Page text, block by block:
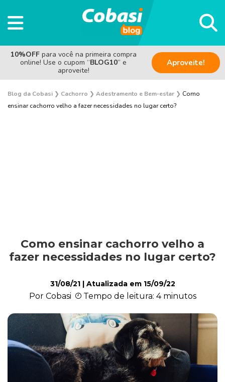
10%OFF para você na primeira compra
online! Use o cupom “BLOG10” e
aproveite!
Aproveite!
Blog da Cobasi ❯ Cachorro ❯ Adestramento e Bem-estar ❯ Como
ensinar cachorro velho a fazer necessidades no lugar certo?
Alimentação
Curiosidades
Filhotes
Higiene
Como ensinar cachorro velho a
fazer necessidades no lugar certo?
31/08/21| Atualizada em 15/09/22
Por Cobasi Tempo de leitura: 4 minutos